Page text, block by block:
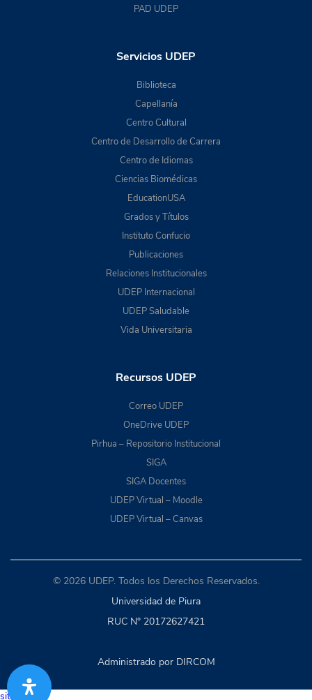
PAD UDEP
Servicios UDEP
Biblioteca
Capellanía
Centro Cultural
Centro de Desarrollo de Carrera
Centro de Idiomas
Ciencias Biomédicas
EducationUSA
Grados y Títulos
Instituto Confucio
Publicaciones
Relaciones Institucionales
UDEP Internacional
UDEP Saludable
Vida Universitaria
Recursos UDEP
Correo UDEP
OneDrive UDEP
Pirhua – Repositorio Institucional
SIGA
SIGA Docentes
UDEP Virtual – Moodle
UDEP Virtual – Canvas
© 2026 UDEP. Todos los Derechos Reservados.
Universidad de Piura
RUC N° 20172627421
Administrado por DIRCOM
situs togel